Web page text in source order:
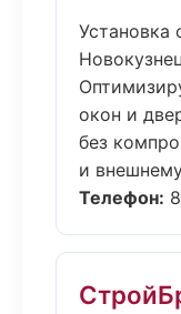
Установка
окон и
без
и
Телефон: